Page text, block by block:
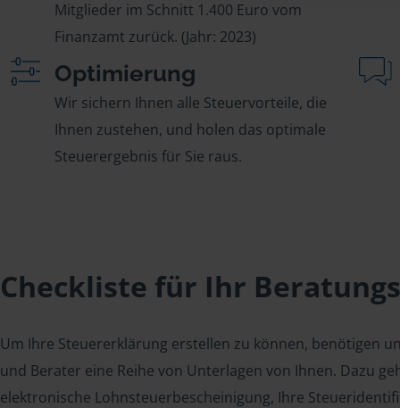
Mitglieder im Schnitt 1.400 Euro vom
Finanzamt zurück. (Jahr: 2023)
Optimierung
Wir sichern Ihnen alle Steuervorteile, die
Ihnen zustehen, und holen das optimale
Steuerergebnis für Sie raus.
Checkliste für Ihr
Um Ihre Steuererklärung erstellen zu können, benötigen
und Berater eine Reihe von Unterlagen von Ihnen. Dazu
elektronische Lohnsteuerbescheinigung, Ihre